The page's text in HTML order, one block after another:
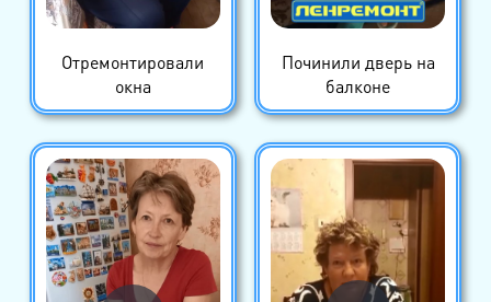
Отремонтировали
окна
Починили дверь на
балконе